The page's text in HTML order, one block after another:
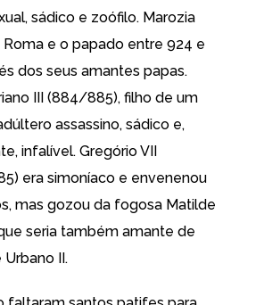
sádico e zoófilo. Marozia
e o papado entre 924 e
dos seus amantes papas.
III (884/885), filho de um
assassino, sádico e,
infalível. Gregório VII
era simoníaco e envenenou
mas gozou da fogosa Matilde
seria também amante de
Urbano II.